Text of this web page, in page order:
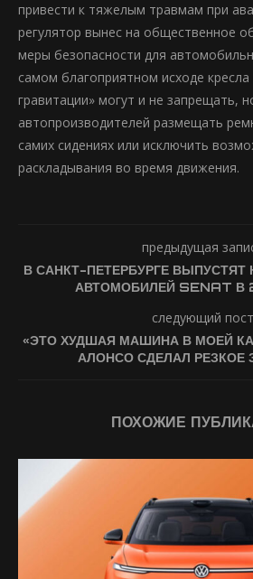
привести к тяжелым травмам при
регулятор вынес на общественное
меры безопасности для
самом благоприятном исходе
гравитации» могут и не запрещать,
автопроизводителей размещать
самих сидениях или исключить
раскладывания во время движения.
предыдущая
В САНКТ-ПЕТЕРБУРГЕ
АВТОМОБИЛЕЙ SENAT В
следующий пост
«ЭТО ХУДШАЯ МАШИНА В МОЕЙ
АЛОНСО СДЕЛАЛ РЕЗКОЕ
ПОХОЖИЕ